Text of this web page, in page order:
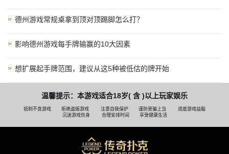
德州游戏常规桌拿到顶对顶踢脚怎么打？
影响德州游戏每手牌输赢的10大因素
想扩展起手牌范围，建议从这5种被低估的牌开始
温馨提示：本游戏适合18岁( 含 )以上玩家娱乐
抵制不良游戏 拒绝盗版游戏 注意自我保护 谨防受骗上当
适度游戏益脑
沉迷游戏伤身
合理安排时间 享受健康生活